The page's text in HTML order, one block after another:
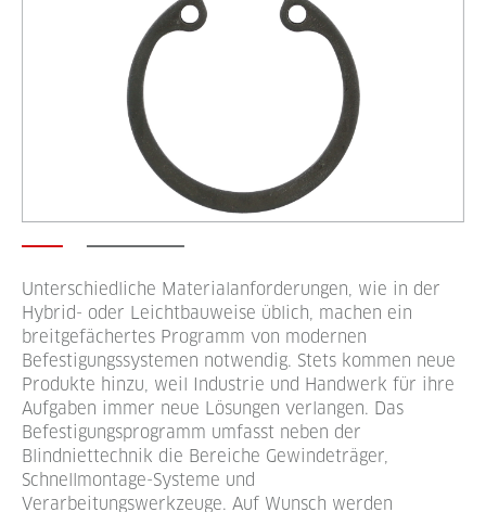
Unterschiedliche Materialanforderungen, wie in der
Hybrid- oder Leichtbauweise üblich, machen ein
breitgefächertes Programm von modernen
Befestigungssystemen notwendig. Stets kommen neue
Produkte hinzu, weil Industrie und Handwerk für ihre
Aufgaben immer neue Lösungen verlangen. Das
Befestigungsprogramm umfasst neben der
Blindniettechnik die Bereiche Gewindeträger,
Schnellmontage-Systeme und
Verarbeitungswerkzeuge. Auf Wunsch werden